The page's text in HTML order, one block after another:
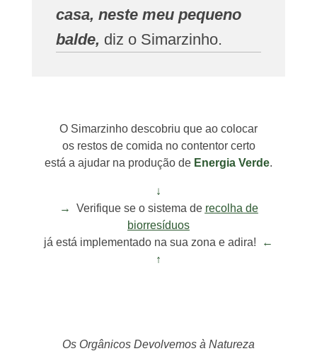
casa, neste meu pequeno
balde, diz o Simarzinho.
O Simarzinho descobriu que ao colocar
os restos de comida no contentor certo
está a ajudar na produção de Energia Verde.
↓
→
Verifique se o sistema de recolha de
biorresíduos
já está implementado na sua zona e adira!
←
↑
Os Orgânicos Devolvemos à Natureza